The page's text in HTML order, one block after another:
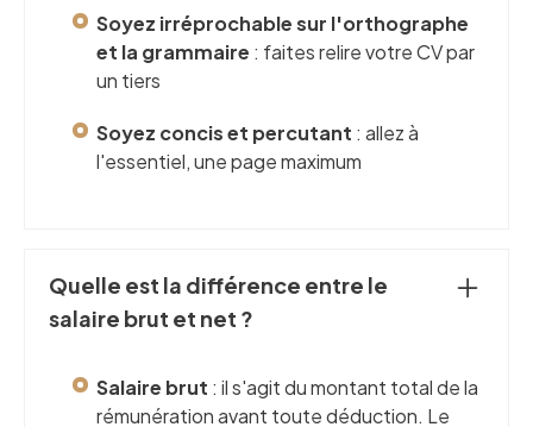
Soyez irréprochable sur l'orthographe
et la grammaire : faites relire votre CV par
un tiers
Soyez concis et percutant : allez à
l'essentiel, une page maximum
Quelle est la différence entre le
salaire brut et net ?
Salaire brut : il s'agit du montant total de la
rémunération avant toute déduction. Le